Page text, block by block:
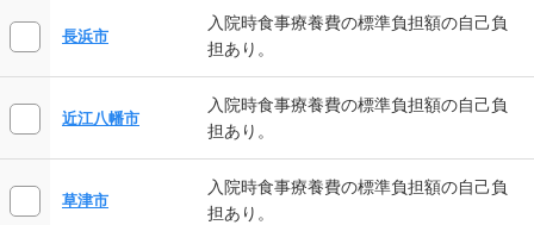
長浜市
入院時食事療養費の標準負担額の自己負
担あり。
近江八幡市
入院時食事療養費の標準負担額の自己負
担あり。
草津市
入院時食事療養費の標準負担額の自己負
担あり。